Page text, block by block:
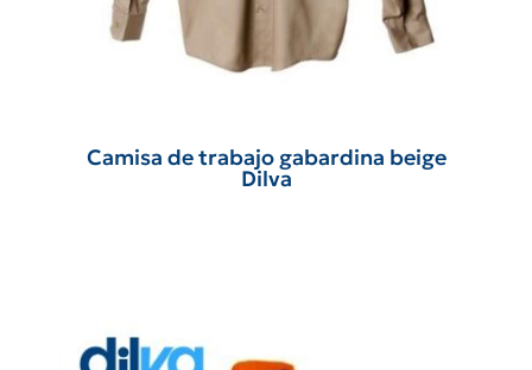
Camisa de trabajo gabardina beige
Dilva